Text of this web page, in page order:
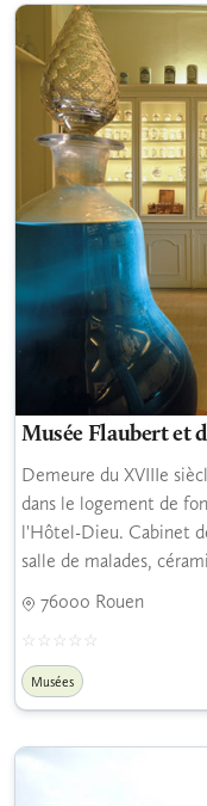
Musée Flaubert et
Demeure du XVIIIe
dans le logement de
l'Hôtel-Dieu. Cabinet
salle de malades,
76000 Rouen
Musées